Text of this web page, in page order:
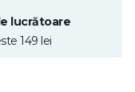
lucrătoare
149 lei